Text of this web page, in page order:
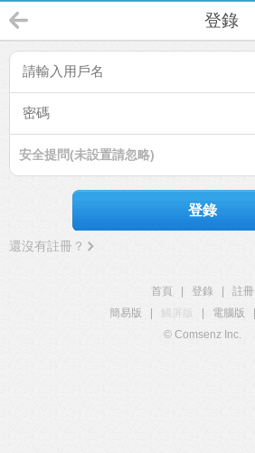
登錄
安全提問(未設置請忽略)
登錄
還沒有註冊？
首頁 登錄
註冊
簡易版
觸屏版 電腦版
© Comsenz Inc.